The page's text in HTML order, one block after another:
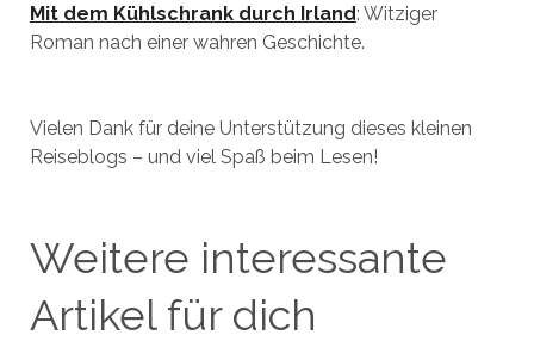
Mit dem Kühlschrank durch Irland: Witziger
Roman nach einer wahren Geschichte.
Vielen Dank für deine Unterstützung dieses kleinen
Reiseblogs – und viel Spaß beim Lesen!
Weitere interessante
Artikel für dich